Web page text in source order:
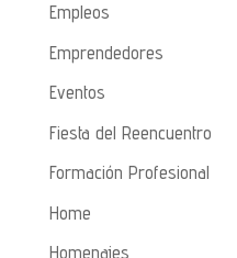
Empleos
Emprendedores
Eventos
Fiesta del Reencuentro
Formación Profesional
Home
Homenajes